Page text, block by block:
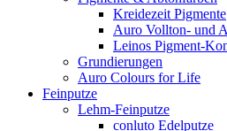
Kreidezeit Pigmente
Auro Vollton- und
Leinos Pigment-
Grundierungen
Auro Colours for Life
Feinputze
Lehm-Feinputze
conluto Edelputze